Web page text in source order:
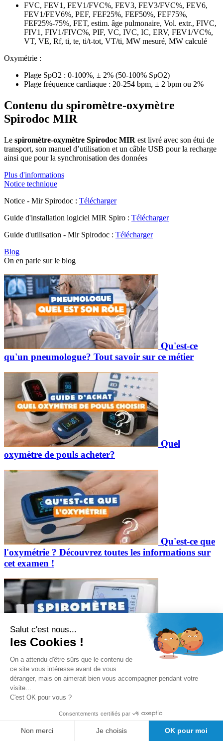
FVC, FEV1, FEV1/FVC%, FEV3, FEV3/FVC%, FEV6,
FEV1/FEV6%, PEF, FEF25%, FEF50%, FEF75%,
FEF25%-75%, FET, estim. âge pulmonaire, Vol. extr., FIVC,
FIV1, FIV1/FIVC%, PIF, VC, IVC, IC, ERV, FEV1/VC%,
VT, VE, Rf, ti, te, ti/t-tot, VT/ti, MW mesuré, MW calculé
Oxymétrie :
Plage SpO2 : 0-100%, ± 2% (50-100% SpO2)
Plage fréquence cardiaque : 20-254 bpm, ± 2 bpm ou 2%
Contenu du spiromètre-oxymètre
Spirodoc MIR
Le spiromètre-oxymètre Spirodoc MIR est livré avec son étui de
transport, son manuel d’utilisation et un câble USB pour la recharge
ainsi que pour la synchronisation des données
Plus d'informations
Notice technique
Notice - Mir Spirodoc : Télécharger
Guide d'installation logiciel MIR Spiro : Télécharger
Guide d'utilisation - Mir Spirodoc : Télécharger
Blog
On en parle sur le blog
Qu'est-ce
qu'un pneumologue? Tout savoir sur ce métier
Quel
oxymètre de pouls acheter?
Qu'est-ce que
l'oxymétrie ? Découvrez toutes les informations sur
cet examen !
Spiromètre :
pour quelle utilisation ?
Retrouvez ce produit dans Oxymètre de poulset
Diagnostic Spécialisé
Découvrez tous les articles du fabricant
Salut c'est nous...
les Cookies !
On a attendu d'être sûrs que le contenu de
ce site vous intéresse avant de vous
déranger, mais on aimerait bien vous accompagner pendant votre
visite...
C'est OK pour vous ?
Consentements certifiés par
Non merci Je choisis OK pour moi